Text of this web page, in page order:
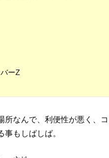
ーZ
所なんで、利便性が悪く、
もしばしば。